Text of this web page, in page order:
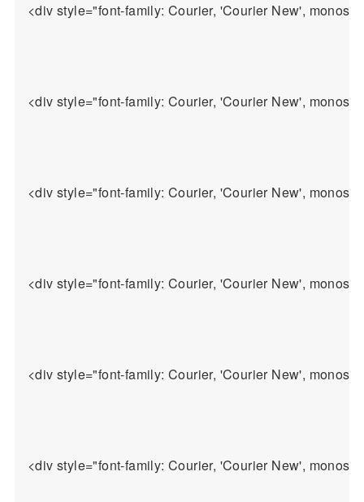
<div style="font-family: Courier, 'Courier New',
<div style="font-family: Courier, 'Courier New',
<div style="font-family: Courier, 'Courier New',
<div style="font-family: Courier, 'Courier New',
<div style="font-family: Courier, 'Courier New',
<div style="font-family: Courier, 'Courier New',